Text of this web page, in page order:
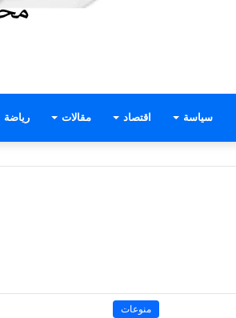
سياسة اقتصاد مقالات رياضة
منوعات